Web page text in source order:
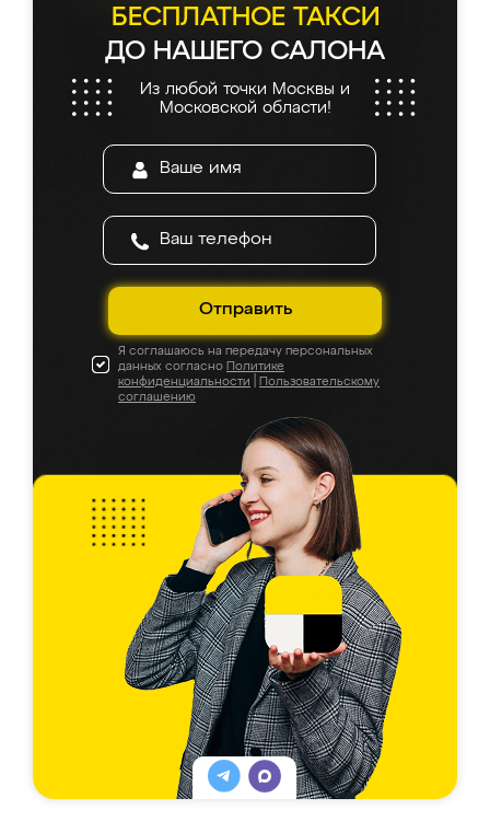
БЕСПЛАТНОЕ ТАКСИ
ДО НАШЕГО САЛОНА
Из любой точки Москвы и
Московской области!
Отправить
Я соглашаюсь на передачу персональных
данных согласно Политике
конфиденциальности
Пользовательскому
соглашению